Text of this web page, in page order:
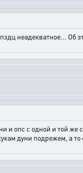
неадекватное... Об
и опс с одной и той
дуни подрежем, а